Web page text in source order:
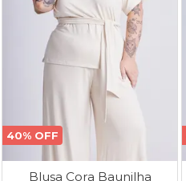
40% OFF
Blusa Cora Baunilha